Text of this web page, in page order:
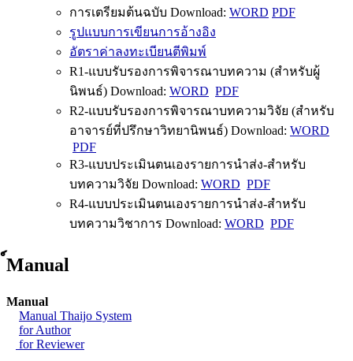
การเตรียมต้นฉบับ Download: WORD PDF
รูปแบบการเขียนการอ้างอิง
อัตราค่าลงทะเบียนตีพิมพ์
R1-แบบรับรองการพิจารณาบทความ (สำหรับผู้
นิพนธ์) Download: WORD PDF
R2-แบบรับรองการพิจารณาบทความวิจัย (สำหรับ
อาจารย์ที่ปรึกษาวิทยานิพนธ์) Download: WORD
PDF
R3-แบบประเมินตนเองรายการนำส่ง-สำหรับ
บทความวิจัย Download: WORD PDF
R4-แบบประเมินตนเองรายการนำส่ง-สำหรับ
บทความวิชาการ Download: WORD PDF
์Manual
Manual
Manual Thaijo System
for Author
for Reviewer